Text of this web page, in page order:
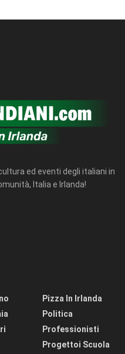
ed eventi degli italiani in
Italia e Irlanda!
Pizza In Irlanda
Politica
Professionisti
Progettoi Scuola